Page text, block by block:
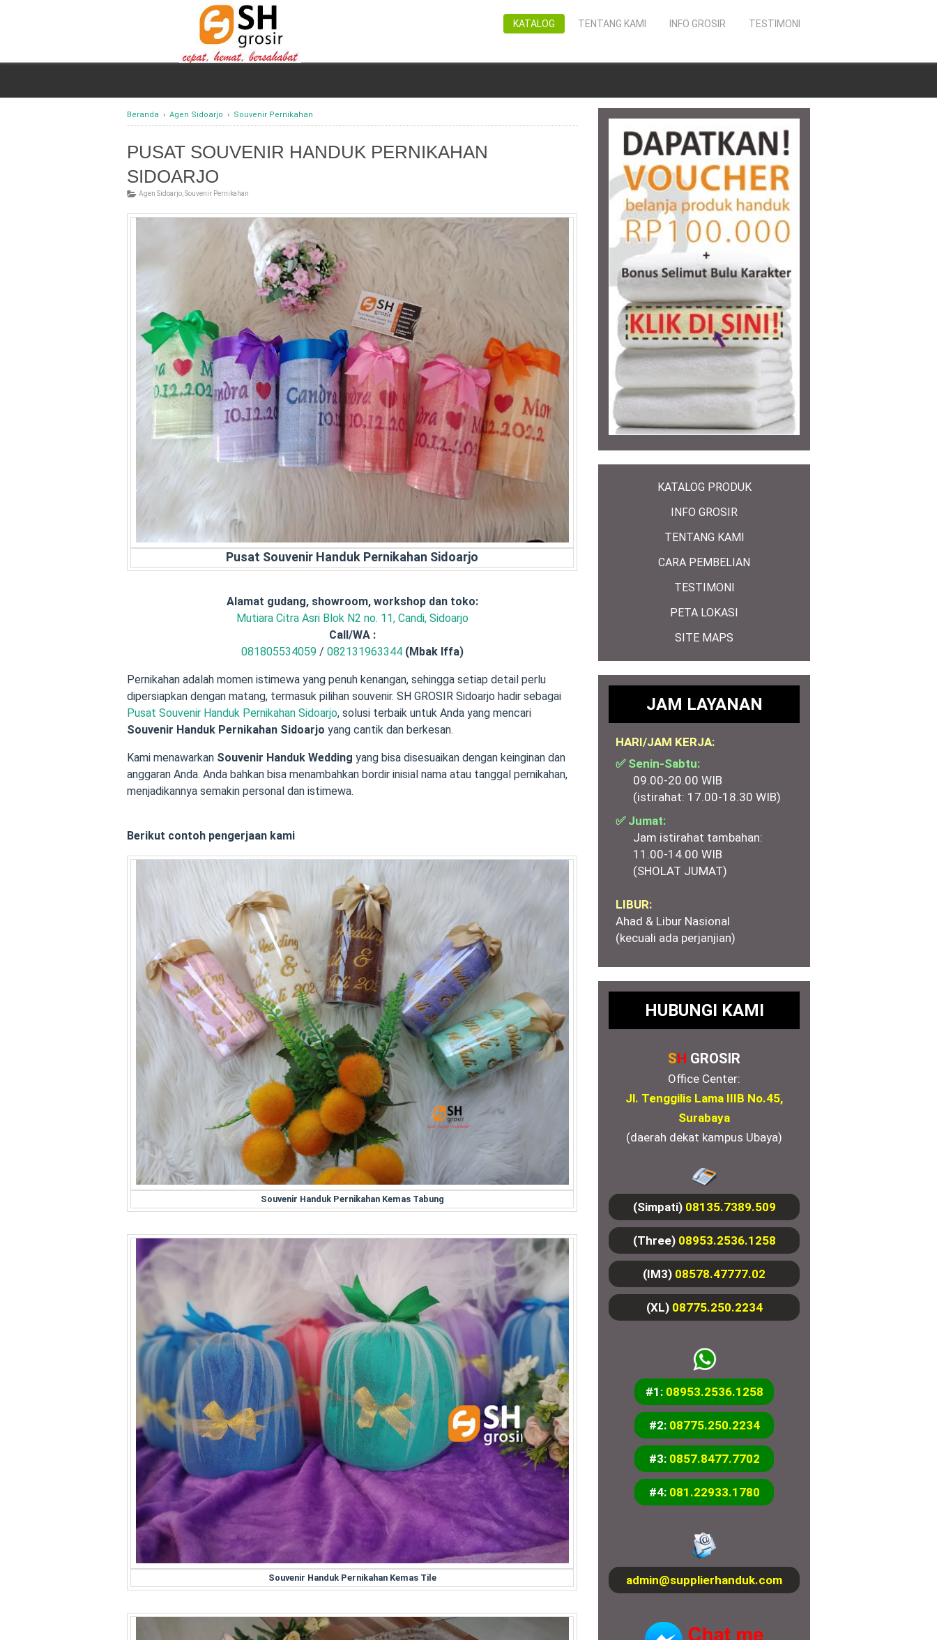
TESTIMONI
INFO GROSIR
TENTANG KAMI
KATALOG
Beranda › Agen Sidoarjo › Souvenir Pernikahan
PUSAT SOUVENIR HANDUK PERNIKAHAN
SIDOARJO
Agen Sidoarjo Souvenir Pernikahan
Pusat Souvenir Handuk Pernikahan Sidoarjo
Alamat gudang, showroom, workshop dan toko:
Mutiara Citra Asri Blok N2 no. 11, Candi, Sidoarjo
Call/WA :
081805534059/ 082131963344 (Mbak Iffa)
Pernikahan adalah momen istimewa yang penuh kenangan, sehingga setiap detail perlu
dipersiapkan dengan matang, termasuk pilihan souvenir. SH GROSIR Sidoarjo hadir sebagai
Pusat Souvenir Handuk Pernikahan Sidoarjo, solusi terbaik untuk Anda yang mencari
Souvenir Handuk Pernikahan Sidoarjo yang cantik dan berkesan.
Kami menawarkan Souvenir Handuk Wedding yang bisa disesuaikan dengan keinginan dan
anggaran Anda. Anda bahkan bisa menambahkan bordir inisial nama atau tanggal pernikahan,
menjadikannya semakin personal dan istimewa.
Berikut contoh pengerjaan kami
Souvenir Handuk Pernikahan Kemas Tabung
Souvenir Handuk Pernikahan Kemas Tile
KATALOG PRODUK
INFO GROSIR
TENTANG KAMI
CARA PEMBELIAN
TESTIMONI
PETA LOKASI
SITE MAPS
JAM LAYANAN
HARI/JAM KERJA:
✅ Senin-Sabtu:
09.00-20.00 WIB
(istirahat: 17.00-18.30 WIB)
✅ Jumat:
Jam istirahat tambahan:
11.00-14.00 WIB
(SHOLAT JUMAT)
LIBUR:
Ahad & Libur Nasional
(kecuali ada perjanjian)
HUBUNGI KAMI
SH GROSIR
Office Center:
Jl. Tenggilis Lama IIIB No.45,
Surabaya
(daerah dekat kampus Ubaya)
(Simpati) 08135.7389.509
(Three) 08953.2536.1258
(IM3) 08578.47777.02
(XL) 08775.250.2234
#1: 08953.2536.1258
#2: 08775.250.2234
#3: 0857.8477.7702
#4: 081.22933.1780
admin@supplierhanduk.com